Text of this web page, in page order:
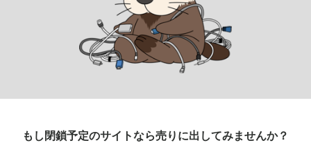
もし閉鎖予定のサイトなら売りに出してみませんか？